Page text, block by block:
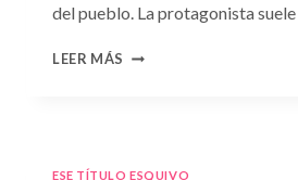
del pueblo. La protagonista
LEER MÁS CONSULTA
ESE TÍTULO ESQUIVO